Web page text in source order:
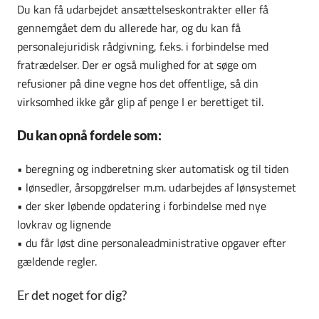
Du kan få udarbejdet ansættelseskontrakter eller få
gennemgået dem du allerede har, og du kan få
personalejuridisk rådgivning, f.eks. i forbindelse med
fratrædelser. Der er også mulighed for at søge om
refusioner på dine vegne hos det offentlige, så din
virksomhed ikke går glip af penge I er berettiget til.
Du kan opnå fordele som:
• beregning og indberetning sker automatisk og til tiden
• lønsedler, årsopgørelser m.m. udarbejdes af lønsystemet
• der sker løbende opdatering i forbindelse med nye
lovkrav og lignende
• du får løst dine personaleadministrative opgaver efter
gældende regler.
Er det noget for dig?